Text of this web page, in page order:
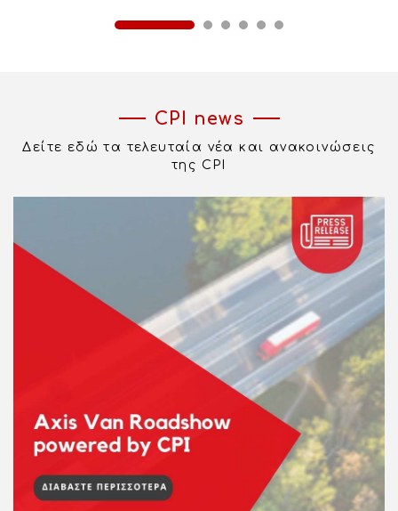
​CPI news
Δείτε ​εδώ τα τελευταία νέα και ανακοινώσεις
της ​CPI